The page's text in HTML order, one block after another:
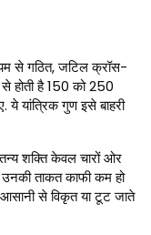
से गठित, जटिल क्रॉस-
होती है 150 को 250
ये यांत्रिक गुण इसे बाहरी
शक्ति केवल चारों ओर
ताकत काफी कम हो
से विकृत या टूट जाते